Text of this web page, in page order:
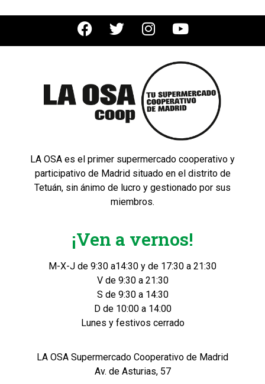
LA OSA es el primer supermercado cooperativo y
participativo de Madrid situado en el distrito de
Tetuán, sin ánimo de lucro y gestionado por sus
miembros.
¡Ven a vernos!
M-X-J de 9:30 a14:30 y de 17:30 a 21:30
V de 9:30 a 21:30
S de 9:30 a 14:30
D de 10:00 a 14:00
Lunes y festivos cerrado
LA OSA Supermercado Cooperativo de Madrid
Av. de Asturias, 57